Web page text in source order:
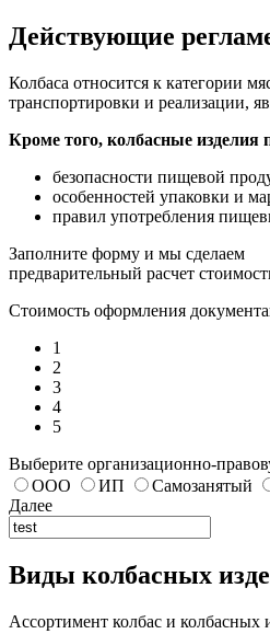
Действующие
Колбаса относится к категории
транспортировки и реализации,
Кроме того, колбасные
безопасности пищевой
особенностей упаковки и
правил употребления
Заполните форму и мы сделаем
предварительный расчет
Стоимость оформления
1
2
3
4
5
Выберите организационно-
ООО
ИП Самозанятый
Далее
Виды колбасных
Ассортимент колбас и колбасных